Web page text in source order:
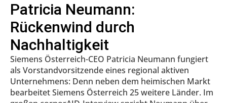
Patricia Neumann:
Rückenwind durch
Nachhaltigkeit
Siemens Österreich-CEO Patricia Neumann fungiert
als Vorstandvorsitzende eines regional aktiven
Unternehmens: Denn neben dem heimischen Markt
bearbeitet Siemens Österreich 25 weitere Länder. Im